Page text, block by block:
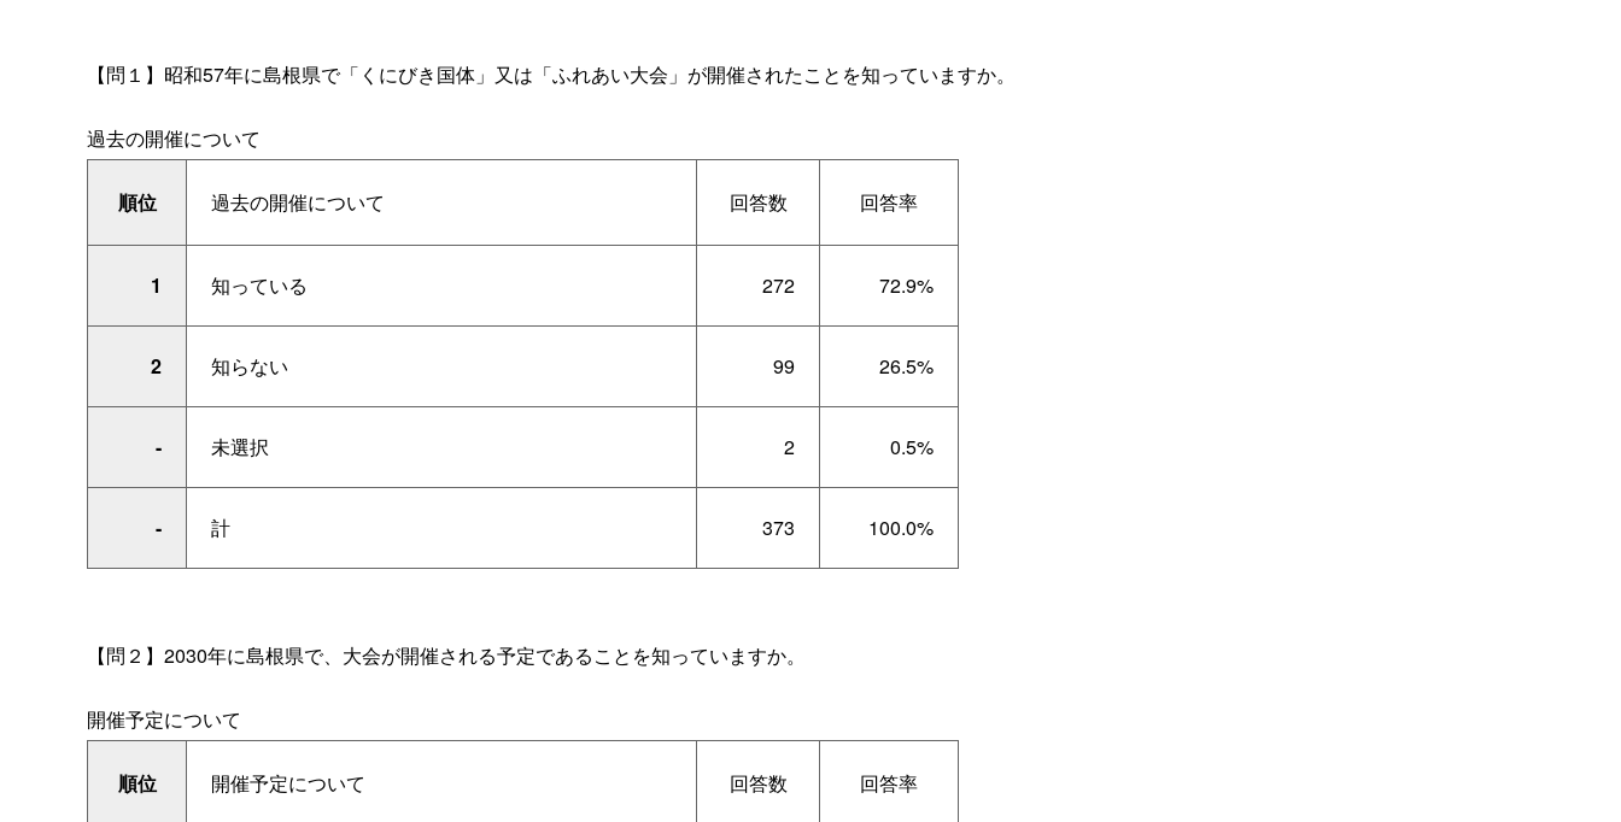
【問１】 昭和57年に島根県で「くにびき国体」又は「ふれあい大会」が開催されたことを知っていますか。
過去の開催について
順位 過去の開催について 回答数 回答率
1 知っている 272 72.9%
2 知らない 99 26.5%
- 未選択 2 0.5%
- 計 373 100.0%
【問２】2030年に島根県で、大会が開催される予定であることを知っていますか。
開催予定について
順位 開催予定について 回答数 回答率